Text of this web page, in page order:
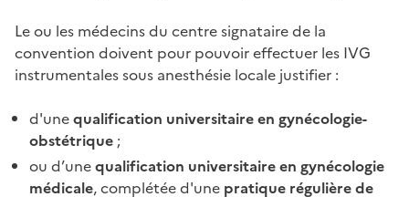
Le ou les médecins du centre signataire de la
convention doivent pour pouvoir effectuer les IVG
instrumentales sous anesthésie locale justifier :
d'unequalification universitaire en gynécologie-
obstétrique ;
ou d’unequalification universitaire en gynécologie
médicale, complétée d'une pratique régulière de